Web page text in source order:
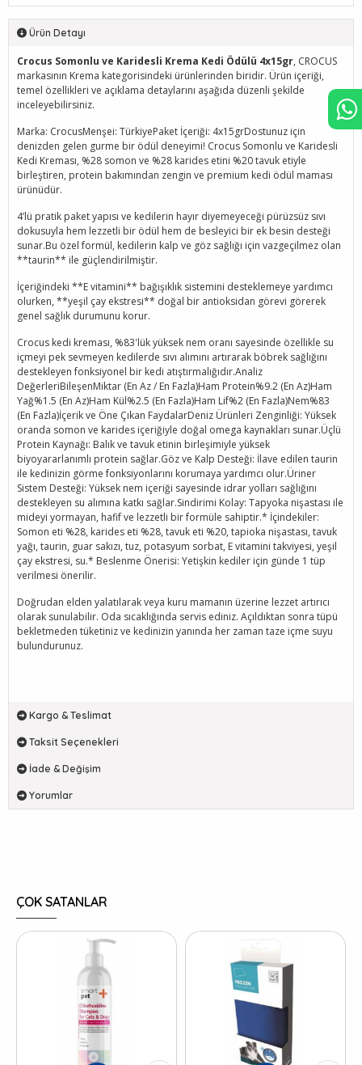
Ürün Detayı
Crocus Somonlu ve Karidesli Krema Kedi Ödülü 4x15gr, CROCUS
markasının Krema kategorisindeki ürünlerinden biridir. Ürün içeriği,
temel özellikleri ve açıklama detaylarını aşağıda düzenli şekilde
inceleyebilirsiniz.
Marka: CrocusMenşei: TürkiyePaket İçeriği: 4x15grDostunuz için
denizden gelen gurme bir ödül deneyimi! Crocus Somonlu ve Karidesli
Kedi Kreması, %28 somon ve %28 karides etini %20 tavuk etiyle
birleştiren, protein bakımından zengin ve premium kedi ödül maması
ürünüdür.
4’lü pratik paket yapısı ve kedilerin hayır diyemeyeceği pürüzsüz sıvı
dokusuyla hem lezzetli bir ödül hem de besleyici bir ek besin desteği
sunar.Bu özel formül, kedilerin kalp ve göz sağlığı için vazgeçilmez olan
**taurin** ile güçlendirilmiştir.
İçeriğindeki **E vitamini** bağışıklık sistemini desteklemeye yardımcı
olurken, **yeşil çay ekstresi** doğal bir antioksidan görevi görerek
genel sağlık durumunu korur.
Crocus kedi kreması, %83'lük yüksek nem oranı sayesinde özellikle su
içmeyi pek sevmeyen kedilerde sıvı alımını artırarak böbrek sağlığını
destekleyen fonksiyonel bir kedi atıştırmalığıdır.Analiz
DeğerleriBileşenMiktar (En Az / En Fazla)Ham Protein%9.2 (En Az)Ham
Yağ%1.5 (En Az)Ham Kül%2.5 (En Fazla)Ham Lif%2 (En Fazla)Nem%83
(En Fazla)İçerik ve Öne Çıkan FaydalarDeniz Ürünleri Zenginliği: Yüksek
oranda somon ve karides içeriğiyle doğal omega kaynakları sunar.Üçlü
Protein Kaynağı: Balık ve tavuk etinin birleşimiyle yüksek
biyoyararlanımlı protein sağlar.Göz ve Kalp Desteği: İlave edilen taurin
ile kedinizin görme fonksiyonlarını korumaya yardımcı olur.Üriner
Sistem Desteği: Yüksek nem içeriği sayesinde idrar yolları sağlığını
destekleyen su alımına katkı sağlar.Sindirimi Kolay: Tapyoka nişastası ile
mideyi yormayan, hafif ve lezzetli bir formüle sahiptir.* İçindekiler:
Somon eti %28, karides eti %28, tavuk eti %20, tapioka nişastası, tavuk
yağı, taurin, guar sakızı, tuz, potasyum sorbat, E vitamini takviyesi, yeşil
çay ekstresi, su.* Beslenme Önerisi: Yetişkin kediler için günde 1 tüp
verilmesi önerilir.
Doğrudan elden yalatılarak veya kuru mamanın üzerine lezzet artırıcı
olarak sunulabilir. Oda sıcaklığında servis ediniz. Açıldıktan sonra tüpü
bekletmeden tüketiniz ve kedinizin yanında her zaman taze içme suyu
bulundurunuz.
Kargo & Teslimat
Taksit Seçenekleri
İade & Değişim
Yorumlar
ÇOK SATANLAR